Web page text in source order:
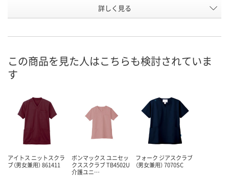
ダークネイビー ネイビー
号
お届け日
数量
カゴへ カゴへ
詳しく見る
この商品を見た人はこちらも検討されていま
す
アイトス ニットスクラ
ブ（男女兼用） 861411
ボンマックス ユニセッ
クススクラブ TB4502U
介護ユニ…
フォーク ジアスクラブ
（男女兼用） 7070SC